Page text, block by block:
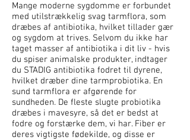
Mange moderne sygdomme er forbundet
med utilstrækkelig svag tarmflora, som
dræbes af antibiotika, hvilket tillader gær
og sygdom at trives. Selvom du ikke har
taget masser af antibiotika i dit liv - hvis
du spiser animalske produkter, indtager
du STADIG antibiotika fodret til dyrene,
hvilket dræber dine tarmprobiotika. En
sund tarmflora er afgørende for
sundheden. De fleste slugte probiotika
dræbes i mavesyre, så det er bedst at
fodre og forstærke dem, vi har. Fiber er
deres vigtigste fødekilde, og disse er